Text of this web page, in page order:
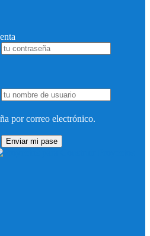
por correo electrónico.